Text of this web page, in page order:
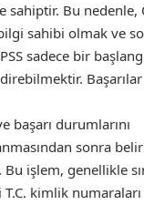
Bu nedenle,
sahibi olmak ve
sadece bir
başarı durumlarını
sonra
işlem, genellikle
kimlik numaraları